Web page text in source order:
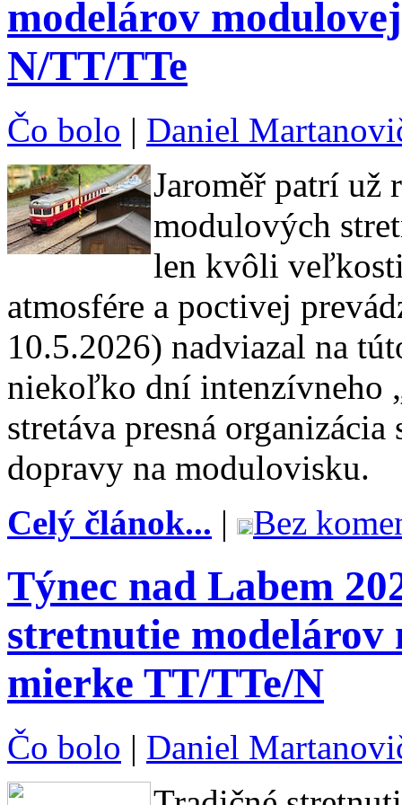
modelárov
N/TT/TTe
Čo bolo | Daniel
Jaroměř patrí už
modulových
len kvôli
atmosfére a poctivej
10.5.2026) nadviazal na
niekoľko dní intenzívneho
stretáva presná
dopravy na modulovisku.
Celý článok... | Bez
Týnec nad Labem
stretnutie modelárov
mierke TT/TTe/N
Čo bolo | Daniel